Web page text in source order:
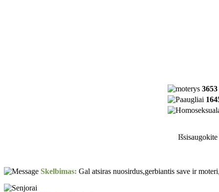
3653
Skelbimas: Gal atsiras nuosirdus,gerbiantis save ir